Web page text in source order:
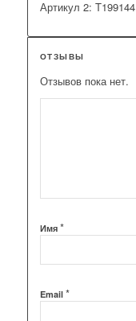
Артикул 2: T199144
ОТЗЫВЫ
Отзывов пока нет.
Имя *
Email *